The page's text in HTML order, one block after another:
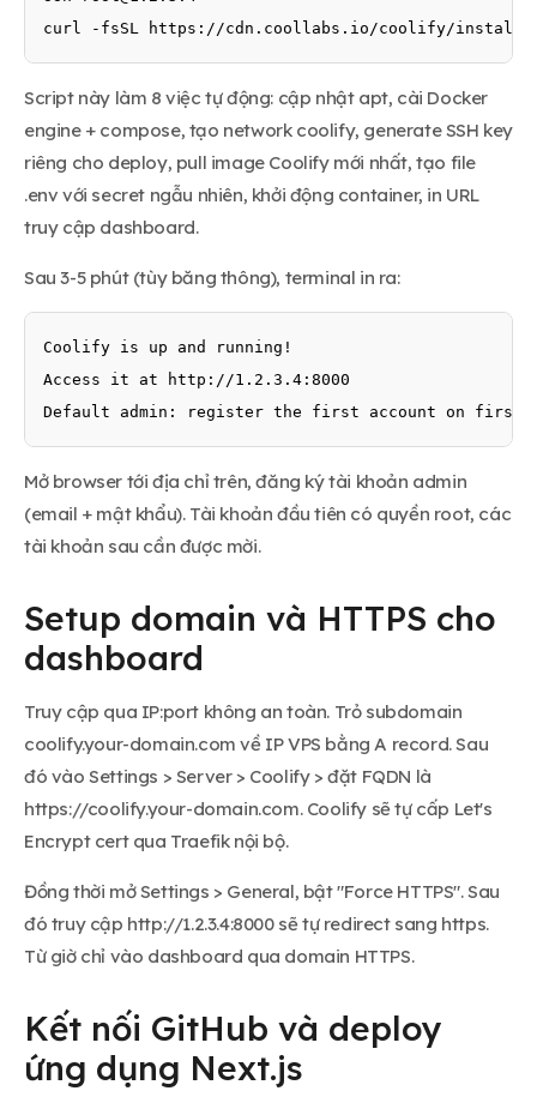
curl -fsSL https://cdn.coollabs.io/coolify/
Script này làm 8 việc tự động: cập nhật apt, cài Docker
engine + compose, tạo network coolify, generate SSH key
riêng cho deploy, pull image Coolify mới nhất, tạo file
.env với secret ngẫu nhiên, khởi động container, in URL
truy cập dashboard.
Sau 3-5 phút (tùy băng thông), terminal in ra:
Coolify is up and running!
Access it at http://1.2.3.4:8000
Default admin: register the first account on first
Mở browser tới địa chỉ trên, đăng ký tài khoản admin
(email + mật khẩu). Tài khoản đầu tiên có quyền root, các
tài khoản sau cần được mời.
Setup domain và HTTPS cho
dashboard
Truy cập qua IP:port không an toàn. Trỏ subdomain
coolify.your-domain.com về IP VPS bằng A record. Sau
đó vào Settings > Server > Coolify > đặt FQDN là
https://coolify.your-domain.com. Coolify sẽ tự cấp Let's
Encrypt cert qua Traefik nội bộ.
Đồng thời mở Settings > General, bật "Force HTTPS". Sau
đó truy cập http://1.2.3.4:8000 sẽ tự redirect sang https.
Từ giờ chỉ vào dashboard qua domain HTTPS.
Kết nối GitHub và deploy
ứng dụng Next.js